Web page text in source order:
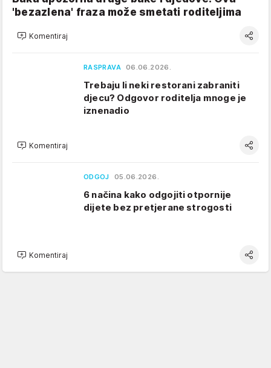
'bezazlena' fraza može smetati roditeljima
Komentiraj
RASPRAVA 06.06.2026.
Trebaju li neki restorani zabraniti
djecu? Odgovor roditelja mnoge je
iznenadio
Komentiraj
ODGOJ 05.06.2026.
6 načina kako odgojiti otpornije
dijete bez pretjerane strogosti
Komentiraj